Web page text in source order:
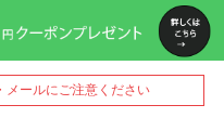
ールにご注意ください
ペー
ジト
ップ
へ